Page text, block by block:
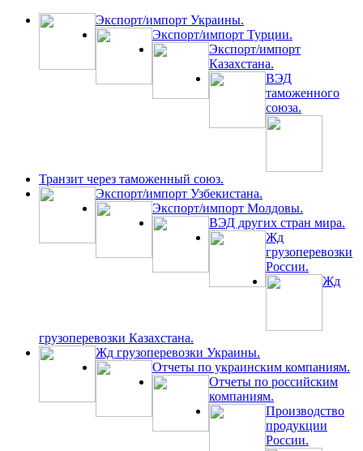
Экспорт/импорт Украины.
Экспорт/импорт Турции.
Экспорт/импорт
Казахстана.
ВЭД
таможенного
союза.
Транзит через таможенный союз.
Экспорт/импорт Узбекистана.
Экспорт/импорт Молдовы.
ВЭД других стран мира.
Жд
грузоперевозки
России.
Жд
грузоперевозки Казахстана.
Жд грузоперевозки Украины.
Отчеты по украинским компаниям.
Отчеты по российским
компаниям.
Производство
продукции
России.